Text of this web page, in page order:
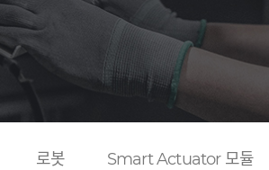
로봇 Smart Actuator 모듈